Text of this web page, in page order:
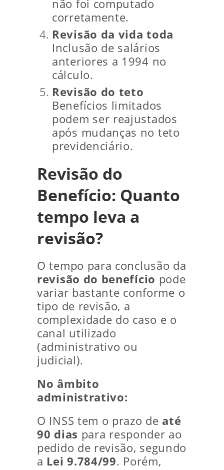
não foi computado
corretamente.
Revisão da vida toda
Inclusão de salários
anteriores a 1994 no
cálculo.
Revisão do teto
Benefícios limitados
podem ser reajustados
após mudanças no teto
previdenciário.
Revisão do
Benefício: Quanto
tempo leva a
revisão?
O tempo para conclusão da
revisão do benefício pode
variar bastante conforme o
tipo de revisão, a
complexidade do caso e o
canal utilizado
(administrativo ou
judicial).
No âmbito
administrativo:
O INSS tem o prazo de até
90 dias para responder ao
pedido de revisão, segundo
a Lei 9.784/99. Porém,